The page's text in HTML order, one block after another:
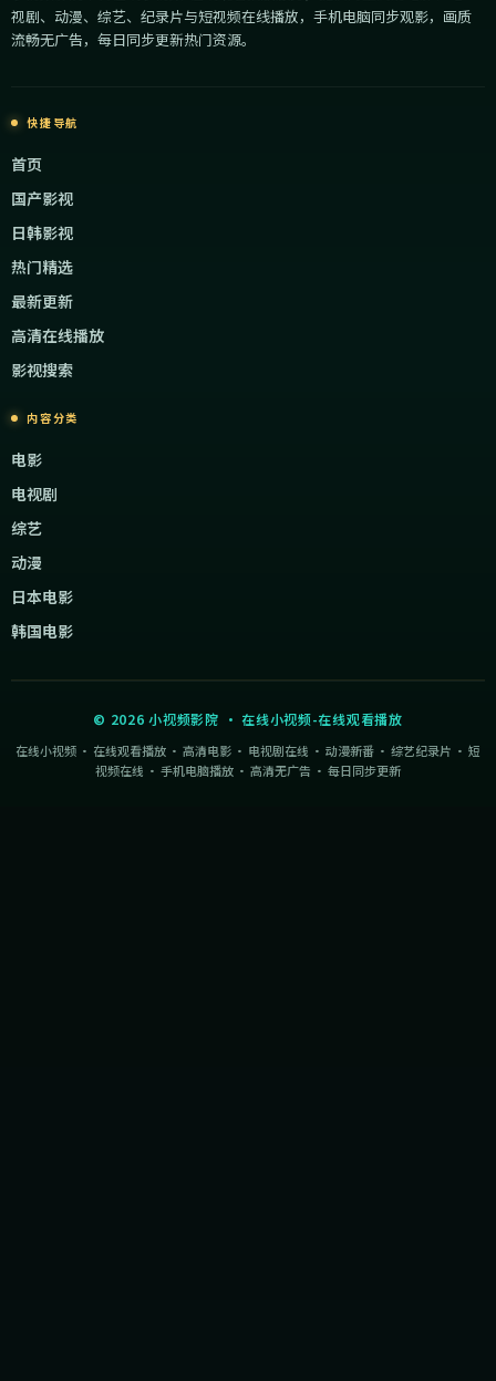
视剧、动漫、综艺、纪录片与短视频在线播放，手机电脑同步观影，画质
流畅无广告，每日同步更新热门资源。
快捷导航
首页
国产影视
日韩影视
热门精选
最新更新
高清在线播放
影视搜索
内容分类
电影
电视剧
综艺
动漫
日本电影
韩国电影
© 2026 小视频影院 ·在线小视频-在线观看播放
在线小视频 · 在线观看播放 · 高清电影 · 电视剧在线 · 动漫新番 · 综艺纪录片 · 短
视频在线 · 手机电脑播放 · 高清无广告 · 每日同步更新